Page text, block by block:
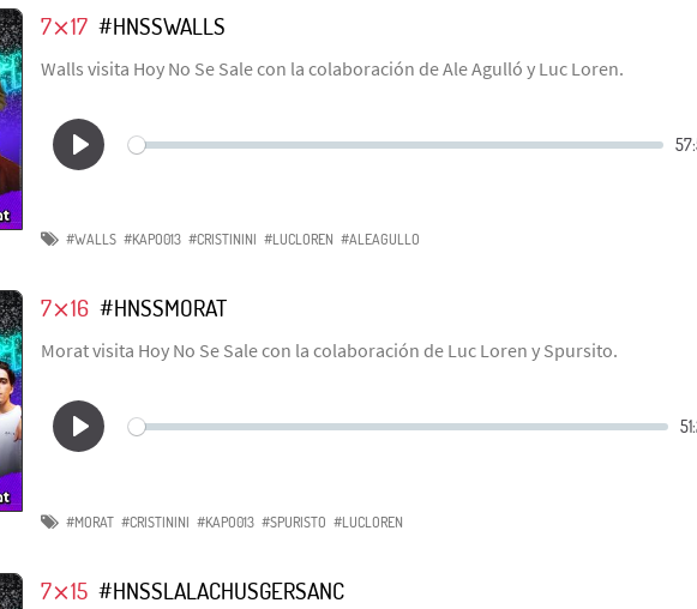
7⨯17 #HNSSWALLS
Walls visita Hoy No Se Sale con la colaboración de Ale Agulló y Luc Loren.
#WALLS #KAPO013 #CRISTININI #LUCLOREN #ALEAGULLO
7⨯16 #HNSSMORAT
Morat visita Hoy No Se Sale con la colaboración de Luc Loren y Spursito.
#MORAT #CRISTININI #KAPO013 #SPURISTO #LUCLOREN
7⨯15 #HNSSLALACHUSGERSANC